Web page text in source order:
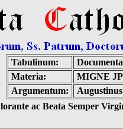
Tabulinum:
Materia:
MIGNE JP
Argumentum:
ac Beata Semper